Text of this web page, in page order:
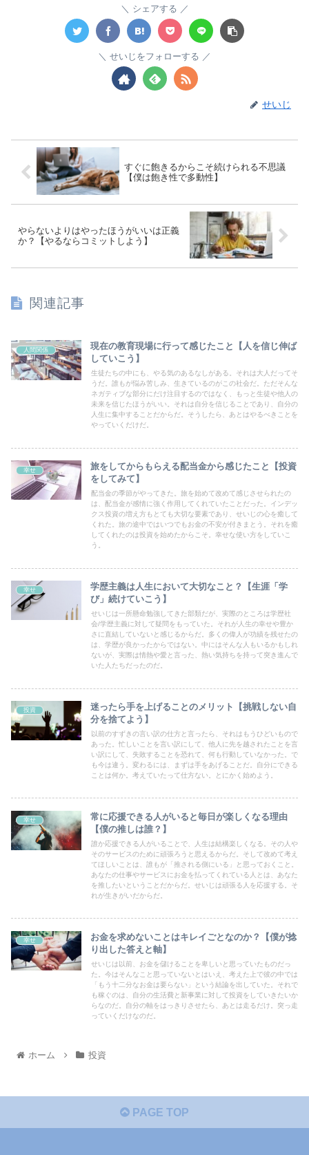
シェアする
せいじをフォローする
せいじ
すぐに飽きるからこそ続けられる不思議
【僕は飽き性で多動性】
やらないよりはやったほうがいいは正義
か？【やるならコミットしよう】
関連記事
人間関係
現在の教育現場に行って感じたこと【人を信じ伸ば
していこう】
生徒たちの中にも、やる気のあるなしがある。それは大人だってそ
うだ。誰もが悩み苦しみ、生きているのがこの社会だ。ただそんな
ネガティブな部分にだけ注目するのではなく、もっと生徒や他人の
未来を信じたほうがいい。それは自分を信じることであり、自分の
人生に集中することだからだ。そうしたら、あとはやるべきことを
やっていくだけだ。
幸せ
旅をしてからもらえる配当金から感じたこと【投資
をしてみて】
配当金の季節がやってきた。旅を始めて改めて感じさせられたの
は、配当金が感情に強く作用してくれていたことだった。インデッ
クス投資の増え方もとても大切な要素であり、せいじの心を癒して
くれた。旅の途中ではいつでもお金の不安が付きまとう。それを癒
してくれたのは投資を始めたからこそ。幸せな使い方をしていこ
う。
幸せ
学歴主義は人生において大切なこと？【生涯「学
び」続けていこう】
せいじは一所懸命勉強してきた部類だが、実際のところは学歴社
会/学歴主義に対して疑問をもっていた。それが人生の幸せや豊か
さに直結していないと感じるからだ。多くの偉人が功績を残せたの
は、学歴が良かったからではない。中にはそんな人もいるかもしれ
ないが、実際は情熱や愛と言った、熱い気持ちを持って突き進んで
いた人たちだったのだ。
投資
迷ったら手を上げることのメリット【挑戦しない自
分を捨てよう】
以前のすずきの言い訳の仕方と言ったら、それはもうひどいもので
あった。忙しいことを言い訳にして、他人に先を越されたことを言
い訳にして、失敗することを恐れて、何も行動していなかった。で
も今は違う。変わるには、まずは手をあげることだ。自分にできる
ことは何か。考えていたって仕方ない。とにかく始めよう。
幸せ
常に応援できる人がいると毎日が楽しくなる理由
【僕の推しは誰？】
誰か応援できる人がいることで、人生は結構楽しくなる。その人や
そのサービスのために頑張ろうと思えるからだ。そして改めて考え
てほしいことは、誰もが「推される側にいる」と思っておくこと。
あなたの仕事やサービスにお金を払ってくれている人とは、あなた
を推したいということだからだ。せいじは頑張る人を応援する。そ
れが生きがいだからだ。
幸せ
お金を求めないことはキレイごとなのか？【僕が捻
り出した答えと軸】
せいじは以前、お金を儲けることを卑しいと思っていたものだっ
た。今はそんなこと思っていないとはいえ、考えた上で彼の中では
「もう十二分なお金は要らない」という結論を出していた。それで
も稼ぐのは、自分の生活費と新事業に対して投資をしていきたいか
らなのだ。自分の軸をはっきりさせたら、あとは走るだけ。突っ走
っていくだけなのだ。
ホーム 投資
PAGE TOP